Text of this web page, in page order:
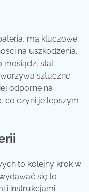
ma kluczowe
na uszkodzenia.
mosiądz, stal
sztuczne.
odporne na
co czyni je lepszym
to kolejny krok w
się to
i instrukcjami